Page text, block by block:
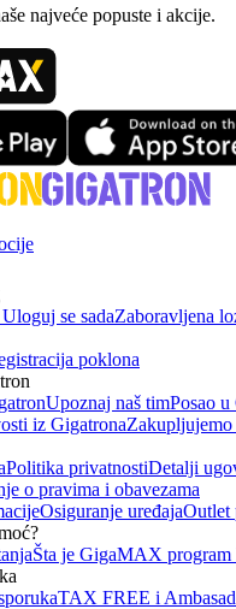
najveće popuste i akcije.
se sadaZaboravljena
poklona
Upoznaj naš timPosao
iz Gigatrona
Politika privatnostiDetalji
o pravima i obavezama
Osiguranje uređajaOutlet
Šta je GigaMAX program
TAX FREE i